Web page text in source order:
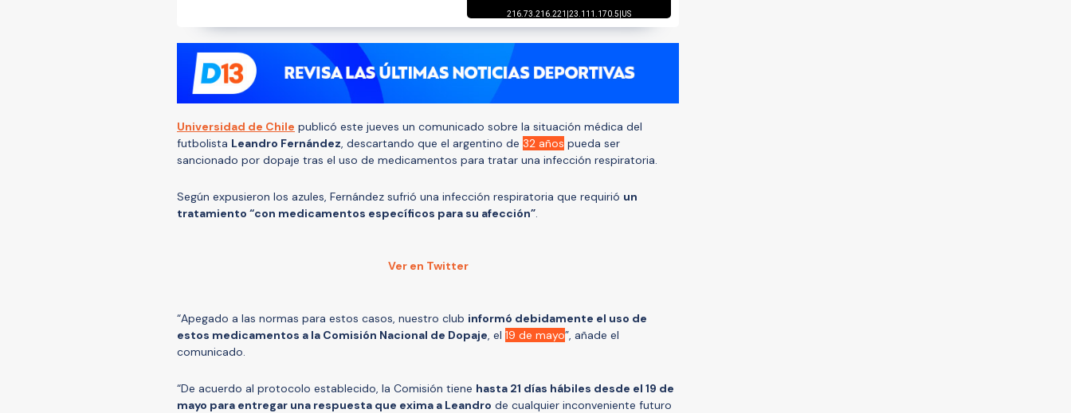
Universidad de Chile publicó este jueves un comunicado sobre la situación médica del
futbolista Leandro Fernández, descartando que el argentino de 32 años pueda ser
sancionado por dopaje tras el uso de medicamentos para tratar una infección respiratoria.
Según expusieron los azules, Fernández sufrió una infección respiratoria que requirió un
tratamiento “con medicamentos específicos para su afección”.
Ver en Twitter
“Apegado a las normas para estos casos, nuestro club informó debidamente el uso de
estos medicamentos a la Comisión Nacional de Dopaje, el 19 de mayo”, añade el
comunicado.
“De acuerdo al protocolo establecido, la Comisión tiene hasta 21 días hábiles desde el 19 de
mayo para entregar una respuesta que exima a Leandro de cualquier inconveniente futuro